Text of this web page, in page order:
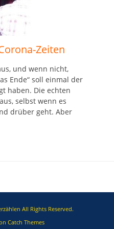
Zeiten
und wenn nicht,
Ende“ soll einmal der
haben. Die echten
selbst wenn es
drüber geht. Aber
All Rights Reserved.
Catch Themes